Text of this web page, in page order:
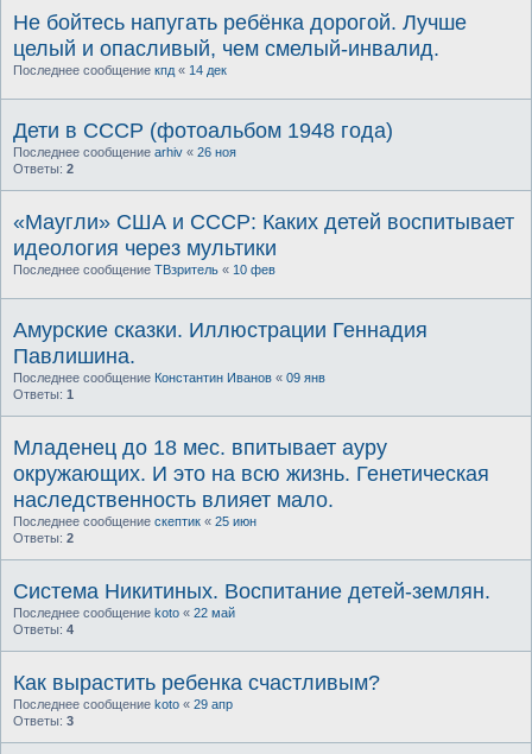
Не бойтесь напугать ребёнка дорогой. Лучше
целый и опасливый, чем смелый-инвалид.
Последнее сообщение кпд « 14 дек
Дети в СССР (фотоальбом 1948 года)
Последнее сообщение arhiv « 26 ноя
Ответы: 2
«Маугли» США и СССР: Каких детей воспитывает
идеология через мультики
Последнее сообщение ТВзритель « 10 фев
Амурские сказки. Иллюстрации Геннадия
Павлишина.
Последнее сообщение Константин Иванов « 09 янв
Ответы: 1
Младенец до 18 мес. впитывает ауру
окружающих. И это на всю жизнь. Генетическая
наследственность влияет мало.
Последнее сообщение скептик « 25 июн
Ответы: 2
Система Никитиных. Воспитание детей-землян.
Последнее сообщение koto « 22 май
Ответы: 4
Как вырастить ребенка счастливым?
Последнее сообщение koto « 29 апр
Ответы: 3